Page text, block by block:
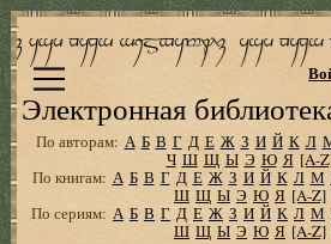
Электронная
По авторам: А Б В Г Д Е Ж З И Й К Л
Ч Ш Щ Ы Э Ю Я [A-
По книгам: А Б В Г Д Е Ж З И Й К Л М
Ш Щ Ы Э Ю Я [A-Z]
По сериям: А Б В Г Д Е Ж З И Й К Л М
Ш Щ Ы Э Ю Я [A-Z]